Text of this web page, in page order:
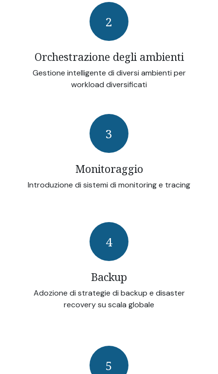
2
Orchestrazione degli ambienti
Gestione intelligente di diversi ambienti per
workload diversificati
3
Monitoraggio
Introduzione di sistemi di monitoring e tracing
4
Backup
Adozione di strategie di backup e disaster
recovery su scala globale
5